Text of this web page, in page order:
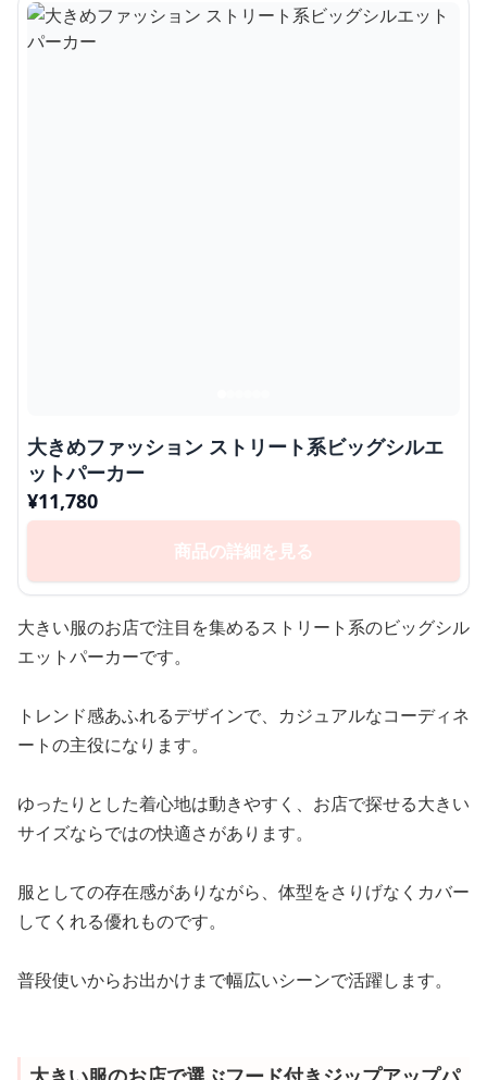
大きめファッション ストリート系ビッグシルエ
ットパーカー
¥11,780
商品の詳細を見る
大きい服のお店で注目を集めるストリート系のビッグシル
エットパーカーです。
トレンド感あふれるデザインで、カジュアルなコーディネ
ートの主役になります。
ゆったりとした着心地は動きやすく、お店で探せる大きい
サイズならではの快適さがあります。
服としての存在感がありながら、体型をさりげなくカバー
してくれる優れものです。
普段使いからお出かけまで幅広いシーンで活躍します。